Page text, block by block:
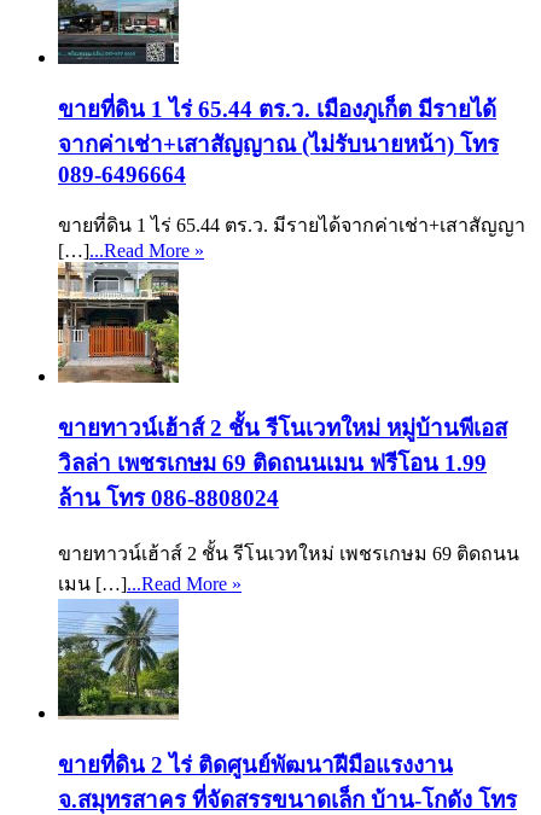
ขายที่ดิน 1 ไร่ 65.44 ตร.ว. เมืองภูเก็ต มีรายได้
จากค่าเช่า+เสาสัญญาณ (ไม่รับนายหน้า) โทร
089-6496664
ขายที่ดิน 1 ไร่ 65.44 ตร.ว. มีรายได้จากค่าเช่า+เสาสัญญา
[…]...Read More »
ขายทาวน์เฮ้าส์ 2 ชั้น รีโนเวทใหม่ หมู่บ้านพีเอส
วิลล่า เพชรเกษม 69 ติดถนนเมน ฟรีโอน 1.99
ล้าน โทร 086-8808024
ขายทาวน์เฮ้าส์ 2 ชั้น รีโนเวทใหม่ เพชรเกษม 69 ติดถนน
เมน […]...Read More »
ขายที่ดิน 2 ไร่ ติดศูนย์พัฒนาฝีมือแรงงาน
จ.สมุทรสาคร ที่จัดสรรขนาดเล็ก บ้าน-โกดัง โทร